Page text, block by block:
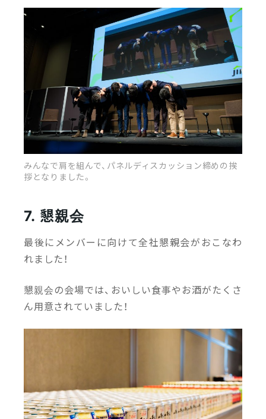
みんなで肩を組んで、パネルディスカッション締めの挨
拶となりました。
7. 懇親会
最後にメンバーに向けて全社懇親会がおこなわ
れました！
懇親会の会場では、おいしい食事やお酒がたくさ
ん用意されていました！